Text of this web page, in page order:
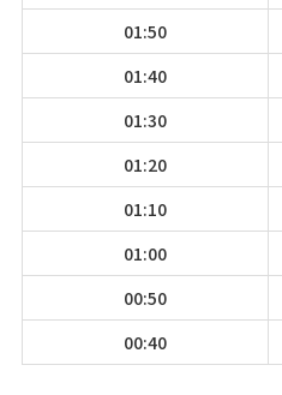
01:50
01:40
01:30
01:20
01:10
01:00
00:50
00:40